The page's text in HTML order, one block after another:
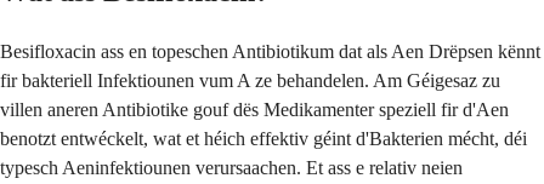
Besifloxacin ass en topeschen Antibiotikum dat als Aen Drëpsen kënnt
fir bakteriell Infektiounen vum A ze behandelen. Am Géigesaz zu
villen aneren Antibiotike gouf dës Medikamenter speziell fir d'Aen
benotzt entwéckelt, wat et héich effektiv géint d'Bakterien mécht, déi
typesch Aeninfektiounen verursaachen. Et ass e relativ neien